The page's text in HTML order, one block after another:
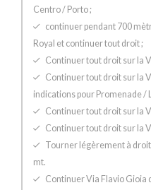
Centro / Porto ;
continuer pendant 700
Royal et continuer tout droit ;
Continuer tout droit sur ​​la
Continuer tout droit sur ​​la
indications pour Promenade /
Continuer tout droit sur ​​la
Continuer tout droit sur ​​la
Tourner légèrement à
mt.
Continuer Via Flavio Gioia